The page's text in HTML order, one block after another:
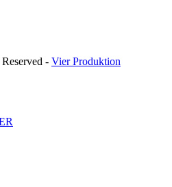
- Vier Produktion